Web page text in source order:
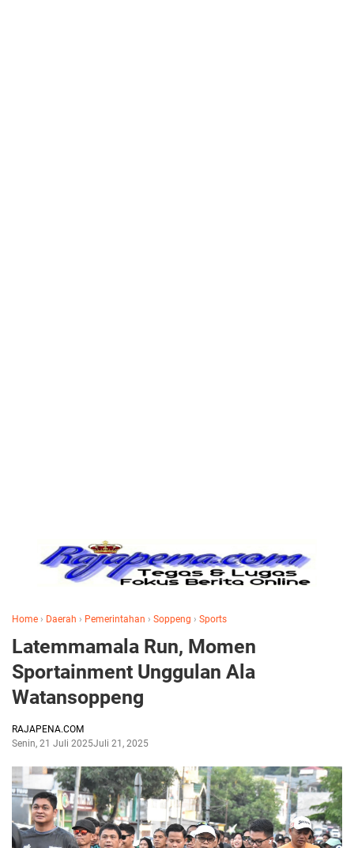
Home › Daerah › Pemerintahan › Soppeng › Sports
Latemmamala Run, Momen
Sportainment Unggulan Ala
Watansoppeng
RAJAPENA.COM
Senin, 21 Juli 2025Juli 21, 2025